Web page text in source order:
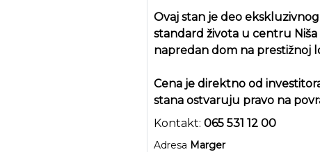
Ovaj stan je deo
standard života u centru
napredan dom na prestižnoj
Cena je direktno od
stana ostvaruju pravo na
Kontakt: 065 531 12 00
Adresa Marger